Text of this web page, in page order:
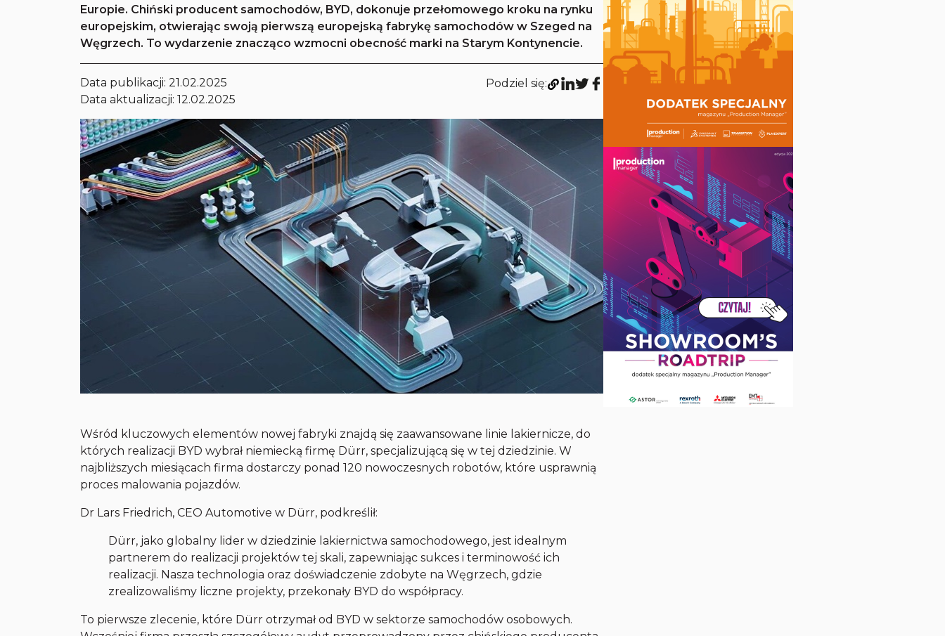
Europie. Chiński producent samochodów, BYD, dokonuje przełomowego kroku na rynku
europejskim, otwierając swoją pierwszą europejską fabrykę samochodów w Szeged na
Węgrzech. To wydarzenie znacząco wzmocni obecność marki na Starym Kontynencie.
Data publikacji:21.02.2025
Data aktualizacji: 12.02.2025
Podziel się:
Wśród kluczowych elementów nowej fabryki znajdą się zaawansowane linie lakiernicze, do
których realizacji BYD wybrał niemiecką firmę Dürr, specjalizującą się w tej dziedzinie. W
najbliższych miesiącach firma dostarczy ponad 120 nowoczesnych robotów, które usprawnią
proces malowania pojazdów.
Dr Lars Friedrich, CEO Automotive w Dürr, podkreślił:
Dürr, jako globalny lider w dziedzinie lakiernictwa samochodowego, jest idealnym
partnerem do realizacji projektów tej skali, zapewniając sukces i terminowość ich
realizacji. Nasza technologia oraz doświadczenie zdobyte na Węgrzech, gdzie
zrealizowaliśmy liczne projekty, przekonały BYD do współpracy.
To pierwsze zlecenie, które Dürr otrzymał od BYD w sektorze samochodów osobowych.